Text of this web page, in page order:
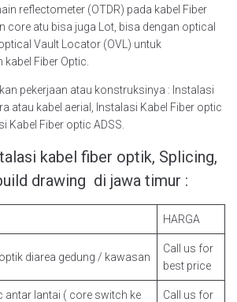
reflectometer (OTDR) pada kabel Fiber
core atu bisa juga Lot, bisa dengan optical
Vault Locator (OVL) untuk
Fiber Optic.
pekerjaan atau konstruksinya : Instalasi
atau kabel aerial, Instalasi Kabel Fiber optic
Kabel Fiber optic ADSS.
kabel fiber optik, Splicing,
drawing di jawa timur :
HARGA
diarea gedung / kawasan
Call us for
best price
antar lantai ( core switch ke
Call us for